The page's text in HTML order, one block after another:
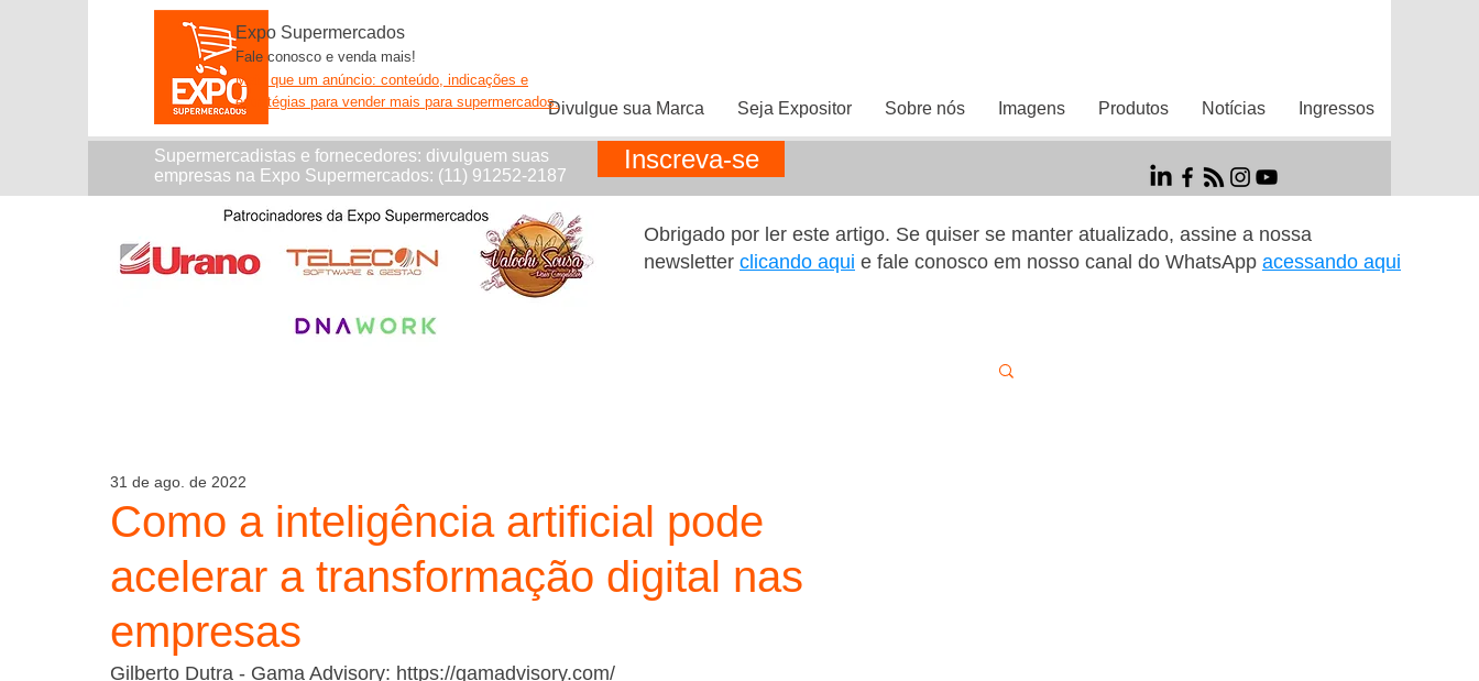
Divulgue sua Marca Seja Expositor Sobre nós Imagens Produtos Notícias Ingressos
Expo Supermercados
Fale conosco e venda mais!
Mais que um anúncio: conteúdo, indicações e
estratégias para vender mais para supermercados.
Supermercadistas e fornecedores: divulguem suas
empresas na Expo Supermercados: (11) 91252-2187
Inscreva-se
Obrigado por ler este artigo. Se quiser se manter atualizado, assine a nossa
newsletter clicando aqui e fale conosco em nosso canal do WhatsApp acessando aqui
Como a inteligência artificial pode
acelerar a transformação digital nas
empresas
31 de ago. de 2022
Gilberto Dutra - Gama Advisory: https://gamadvisory.com/